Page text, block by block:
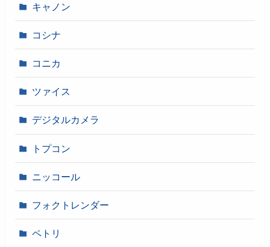
キャノン
コシナ
コニカ
ツァイス
デジタルカメラ
トプコン
ニッコール
フォクトレンダー
ペトリ